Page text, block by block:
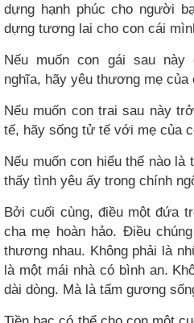
dựng hạnh phúc cho người
dựng tương lai cho con cái
Nếu muốn con gái sau
nghĩa, hãy yêu thương mẹ của
Nếu muốn con trai sau này
tế, hãy sống tử tế với mẹ của
Nếu muốn con hiểu thế nào
thấy tình yêu ấy trong chính
Bởi cuối cùng, điều một đứa
cha mẹ hoàn hảo. Điều
thương nhau. Không phải là
là một mái nhà có bình an.
dài dòng. Mà là tấm gương